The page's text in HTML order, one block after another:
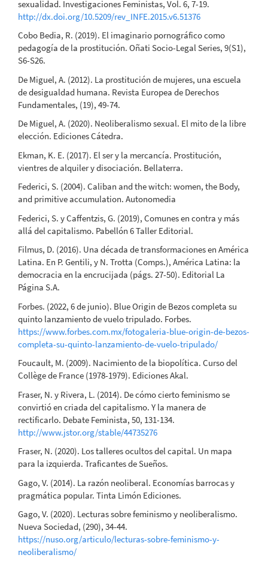
sexualidad. Investigaciones Feministas, Vol. 6, 7-19.
http://dx.doi.org/10.5209/rev_INFE.2015.v6.51376
Cobo Bedia, R. (2019). El imaginario pornográfico como
pedagogía de la prostitución. Oñati Socio-Legal Series, 9(S1),
S6-S26.
De Miguel, A. (2012). La prostitución de mujeres, una escuela
de desigualdad humana. Revista Europea de Derechos
Fundamentales, (19), 49-74.
De Miguel, A. (2020). Neoliberalismo sexual. El mito de la libre
elección. Ediciones Cátedra.
Ekman, K. E. (2017). El ser y la mercancía. Prostitución,
vientres de alquiler y disociación. Bellaterra.
Federici, S. (2004). Caliban and the witch: women, the Body,
and primitive accumulation. Autonomedia
Federici, S. y Caffentzis, G. (2019), Comunes en contra y más
allá del capitalismo. Pabellón 6 Taller Editorial.
Filmus, D. (2016). Una década de transformaciones en América
Latina. En P. Gentili, y N. Trotta (Comps.), América Latina: la
democracia en la encrucijada (págs. 27-50). Editorial La
Página S.A.
Forbes. (2022, 6 de junio). Blue Origin de Bezos completa su
quinto lanzamiento de vuelo tripulado. Forbes.
https://www.forbes.com.mx/fotogaleria-blue-origin-de-bezos-
completa-su-quinto-lanzamiento-de-vuelo-tripulado/
Foucault, M. (2009). Nacimiento de la biopolítica. Curso del
Collège de France (1978-1979). Ediciones Akal.
Fraser, N. y Rivera, L. (2014). De cómo cierto feminismo se
convirtió en criada del capitalismo. Y la manera de
rectificarlo. Debate Feminista, 50, 131-134.
http://www.jstor.org/stable/44735276
Fraser, N. (2020). Los talleres ocultos del capital. Un mapa
para la izquierda. Traficantes de Sueños.
Gago, V. (2014). La razón neoliberal. Economías barrocas y
pragmática popular. Tinta Limón Ediciones.
Gago, V. (2020). Lecturas sobre feminismo y neoliberalismo.
Nueva Sociedad, (290), 34-44.
https://nuso.org/articulo/lecturas-sobre-feminismo-y-
neoliberalismo/